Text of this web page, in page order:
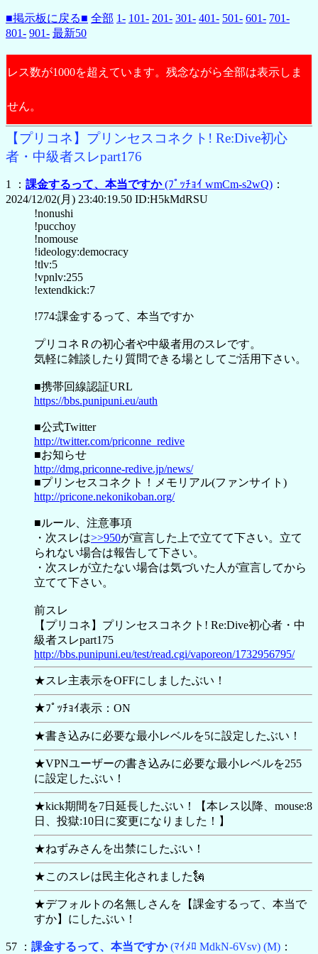
■掲示板に戻る■ 全部 1- 101- 201- 301- 401- 501- 601- 701-
801- 901- 最新50
レス数が1000を超えています。残念ながら全部は表示しま
せん。
【プリコネ】プリンセスコネクト! Re:Dive初心
者・中級者スレpart176
1 ： 課金するって、本当ですか(ﾌﾟｯﾁｮｲ wmCm-s2wQ) ：
2024/12/02(月) 23:40:19.50 ID:H5kMdRSU
!nonushi
!pucchoy
!nomouse
!ideology:democracy
!tlv:5
!vpnlv:255
!extendkick:7
!774:課金するって、本当ですか
プリコネＲの初心者や中級者用のスレです。
気軽に雑談したり質問できる場としてご活用下さい。
■携帯回線認証URL
https://bbs.punipuni.eu/auth
■公式Twitter
http://twitter.com/priconne_redive
■お知らせ
http://dmg.priconne-redive.jp/news/
■プリンセスコネクト！メモリアル(ファンサイト)
http://pricone.nekonikoban.org/
■ルール、注意事項
・次スレは>>950が宣言した上で立てて下さい。立て
られない場合は報告して下さい。
・次スレが立たない場合は気づいた人が宣言してから
立てて下さい。
前スレ
【プリコネ】プリンセスコネクト! Re:Dive初心者・中
級者スレpart175
http://bbs.punipuni.eu/test/read.cgi/vaporeon/1732956795/
★スレ主表示をOFFにしましたぶい！
★ﾌﾟｯﾁｮｲ表示：ON
★書き込みに必要な最小レベルを5に設定したぶい！
★VPNユーザーの書き込みに必要な最小レベルを255
に設定したぶい！
★kick期間を7日延長したぶい！【本レス以降、mouse:8
日、投獄:10日に変更になりました！】
★ねずみさんを出禁にしたぶい！
★このスレは民主化されました🗽
★デフォルトの名無しさんを【課金するって、本当で
すか】にしたぶい！
57 ： 課金するって、本当ですか(ﾏｲﾒﾛ MdkN-6Vsv) (M) ：